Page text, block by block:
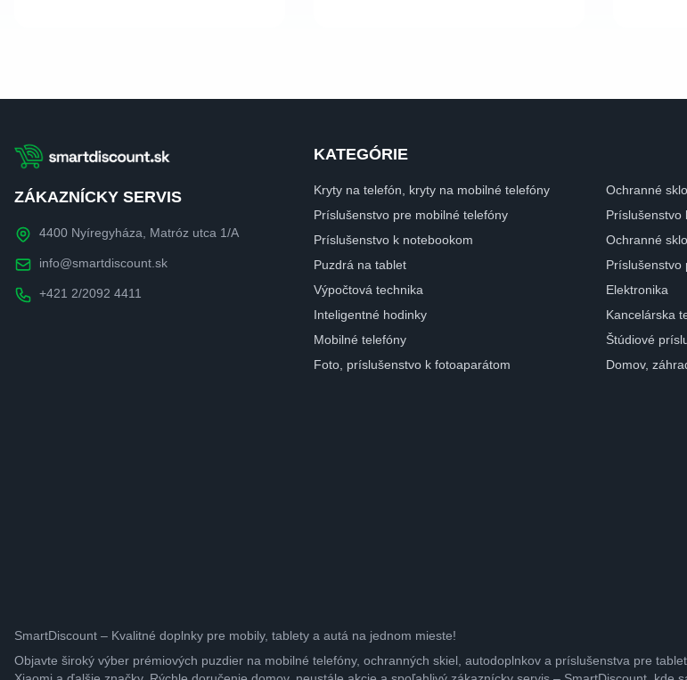
ZÁKAZNÍCKY SERVIS
4400 Nyíregyháza, Matróz utca 1/A
info@smartdiscount.sk
+421 2/2092 4411
KATEGÓRIE
Kryty na telefón, kryty na mobilné telefóny
Ochranné
Príslušenstvo pre mobilné telefóny
Príslušenstvo
Príslušenstvo k notebookom
Ochranné
Puzdrá na tablet
Príslušenstvo
Výpočtová technika
Elektronika
Inteligentné hodinky
Kancelárska
Mobilné telefóny
Štúdiové
Foto, príslušenstvo k fotoaparátom
Domov,
SmartDiscount – Kvalitné doplnky pre mobily, tablety a autá na jednom mieste!
Objavte široký výber prémiových puzdier na mobilné telefóny, ochranných skiel, autodoplnkov a príslušenstva pre